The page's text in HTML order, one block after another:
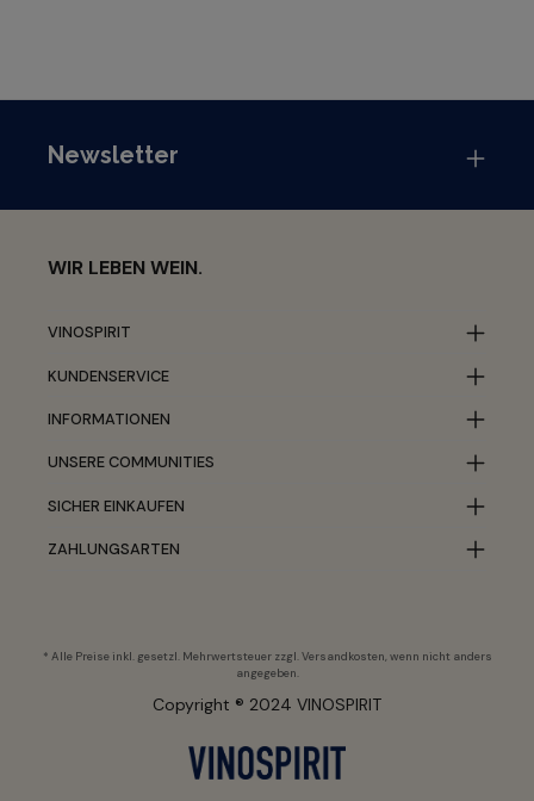
Newsletter
WIR LEBEN WEIN.
VINOSPIRIT
KUNDENSERVICE
INFORMATIONEN
UNSERE COMMUNITIES
SICHER EINKAUFEN
ZAHLUNGSARTEN
* Alle Preise inkl. gesetzl. Mehrwertsteuer zzgl.Versandkosten, wenn nicht anders
angegeben.
Copyright ® 2024 VINOSPIRIT